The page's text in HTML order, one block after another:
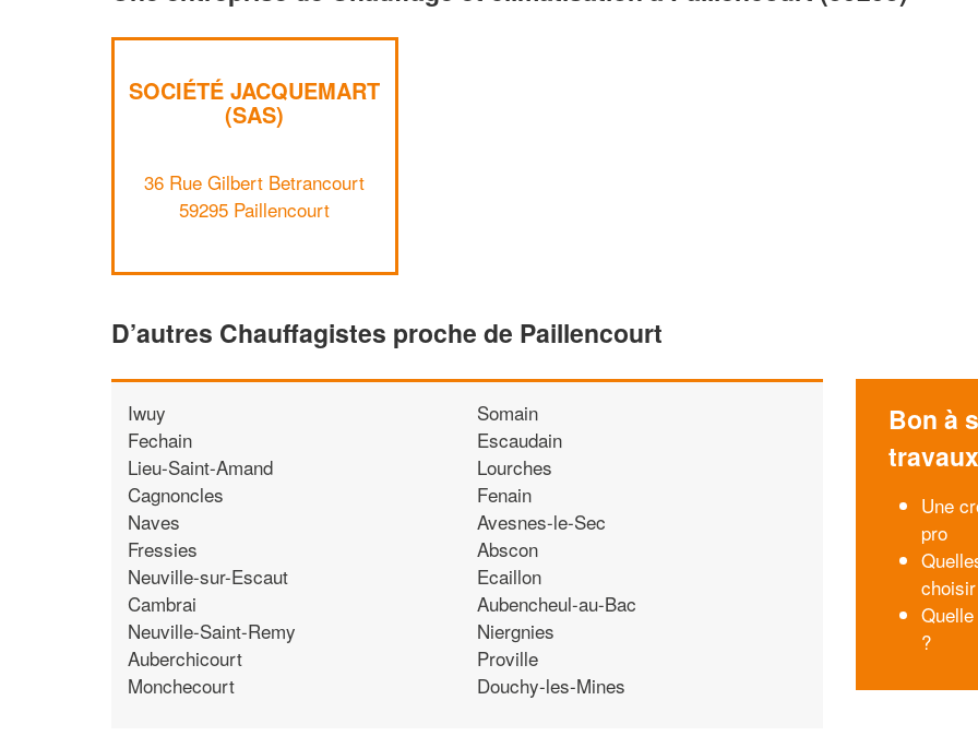
SOCIÉTÉ JACQUEMART
(SAS)
36 Rue Gilbert Betrancourt
59295 Paillencourt
D’autres Chauffagistes proche de Paillencourt
Iwuy
Fechain
Lieu-Saint-Amand
Cagnoncles
Naves
Fressies
Neuville-sur-Escaut
Cambrai
Neuville-Saint-Remy
Auberchicourt
Monchecourt
Somain
Escaudain
Lourches
Fenain
Avesnes-le-Sec
Abscon
Ecaillon
Aubencheul-au-Bac
Niergnies
Proville
Douchy-les-Mines
Bon à
travaux
Une
pro
?